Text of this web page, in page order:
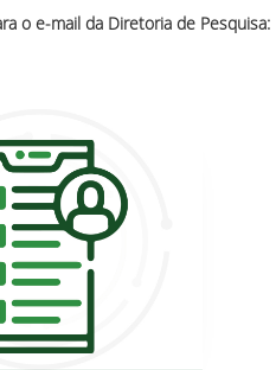
o e-mail da Diretoria de Pesquisa: